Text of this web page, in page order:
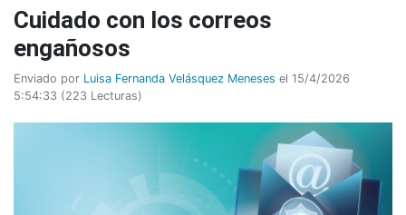
Cuidado con los correos
engañosos
Enviado por Luisa Fernanda Velásquez Meneses el 15/4/2026
5:54:33 (223 Lecturas)